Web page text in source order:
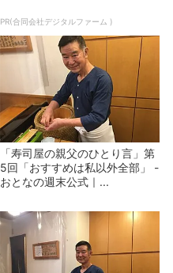
PR(合同会社デジタルファーム )
「寿司屋の親父のひとり言」第
5回「おすすめは私以外全部」 -
おとなの週末公式｜...